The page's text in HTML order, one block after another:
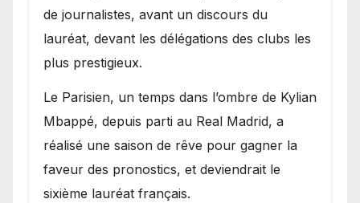
de journalistes, avant un discours du
lauréat, devant les délégations des clubs les
plus prestigieux.
Le Parisien, un temps dans l’ombre de Kylian
Mbappé, depuis parti au Real Madrid, a
réalisé une saison de rêve pour gagner la
faveur des pronostics, et deviendrait le
sixième lauréat français.